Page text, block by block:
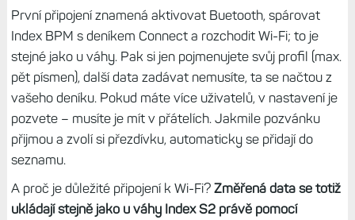
První připojení znamená aktivovat Buetooth, spárovat
Index BPM s deníkem Connect a rozchodit Wi-Fi; to je
stejné jako u váhy. Pak si jen pojmenujete svůj profil (max.
pět písmen), další data zadávat nemusíte, ta se načtou z
vašeho deníku. Pokud máte více uživatelů, v nastavení je
pozvete – musíte je mít v přátelích. Jakmile pozvánku
přijmou a zvolí si přezdívku, automaticky se přidají do
seznamu.
A proč je důležité připojení k Wi-Fi? Změřená data se totiž
ukládají stejně jako u váhy Index S2 právě pomocí